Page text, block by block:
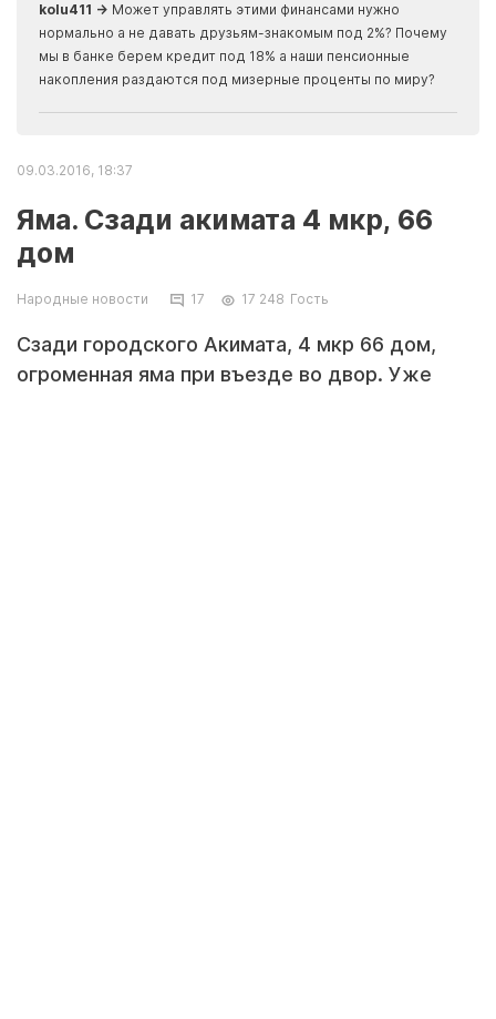
kolu411 → Может управлять этими финансами нужно
нормально а не давать друзьям-знакомым под 2%? Почему
мы в банке берем кредит под 18% а наши пенсионные
накопления раздаются под мизерные проценты по миру?
09.03.2016, 18:37
Яма. Сзади акимата 4 мкр, 66
дом
Народные новости 17 17 248 Гость
Сзади городского Акимата, 4 мкр 66 дом,
огроменная яма при въезде во двор. Уже